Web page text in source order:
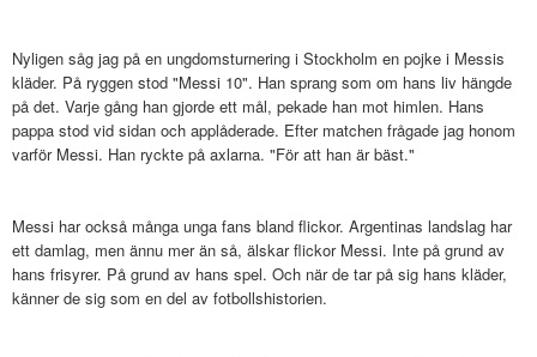
Nyligen såg jag på en ungdomsturnering i Stockholm en pojke i Messis
kläder. På ryggen stod "Messi 10". Han sprang som om hans liv hängde
på det. Varje gång han gjorde ett mål, pekade han mot himlen. Hans
pappa stod vid sidan och applåderade. Efter matchen frågade jag honom
varför Messi. Han ryckte på axlarna. "För att han är bäst."
Messi har också många unga fans bland flickor. Argentinas landslag har
ett damlag, men ännu mer än så, älskar flickor Messi. Inte på grund av
hans frisyrer. På grund av hans spel. Och när de tar på sig hans kläder,
känner de sig som en del av fotbollshistorien.